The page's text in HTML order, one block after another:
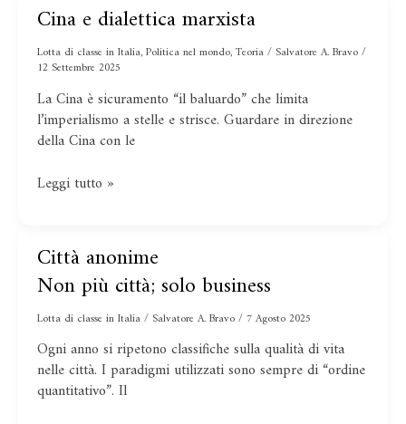
Cina e dialettica marxista
Lotta di classe in Italia,Politica nel mondo,Teoria/ Salvatore A. Bravo/
12 Settembre 2025
La Cina è sicuramento “il baluardo” che limita
l’imperialismo a stelle e strisce. Guardare in direzione
della Cina con le
Cina
dialettica
marxista
Leggi tutto »
Città anonime
Non più città; solo business
Lotta di classe in Italia/ Salvatore A. Bravo/ 7 Agosto 2025
Ogni anno si ripetono classifiche sulla qualità di vita
nelle città. I paradigmi utilizzati sono sempre di “ordine
quantitativo”. Il
Città
anonime
Non
più
città;
solo
business